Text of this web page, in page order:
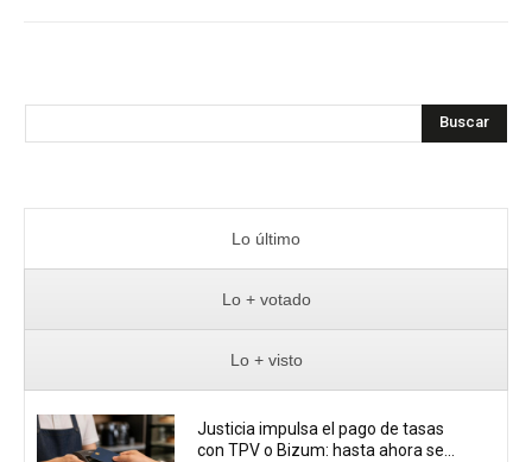
Buscar
Lo último
Lo + votado
Lo + visto
Justicia impulsa el pago de tasas
con TPV o Bizum: hasta ahora se...